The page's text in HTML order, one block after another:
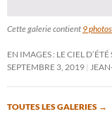
Cette galerie contient 9 photos
EN IMAGES : LE CIEL
SEPTEMBRE 3, 2019
TOUTES LES GALERIES →